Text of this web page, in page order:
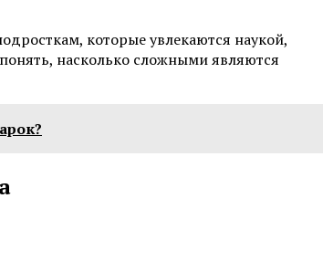
которые увлекаются наукой,
насколько сложными являются